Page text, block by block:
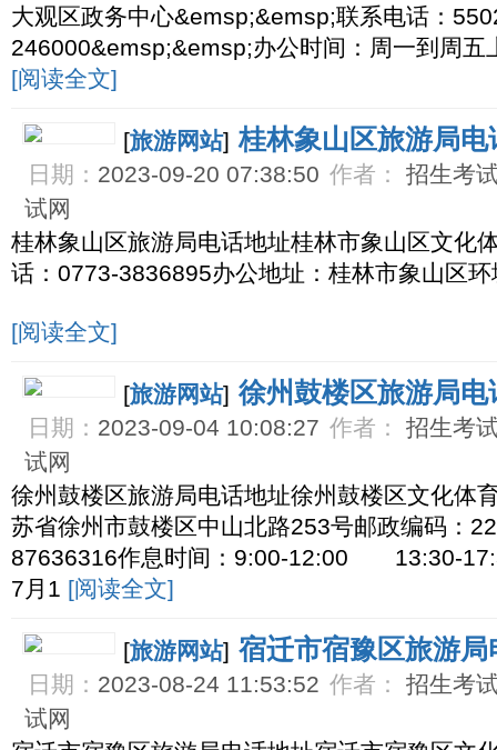
大观区政务中心&emsp;&emsp;联系电话：
246000&emsp;&emsp;办公时间：周一到周
[阅读全文]
[旅游网站] 桂林象山区旅游局电
日期： 2023-09-20 07:38:50 作者：
招生考
试网
桂林象山区旅游局电话地址桂林市象山区文化
话：0773-3836895办公地址：桂林市象山区
[阅读全文]
[旅游网站] 徐州鼓楼区旅游局电
日期： 2023-09-04 10:08:27 作者：
招生考
试网
徐州鼓楼区旅游局电话地址徐州鼓楼区文化体
苏省徐州市鼓楼区中山北路253号邮政编码：
87636316作息时间：9:00-12:00 13:30-
7月1 [阅读全文]
[旅游网站] 宿迁市宿豫区旅游局
日期： 2023-08-24 11:53:52 作者：
招生考
试网